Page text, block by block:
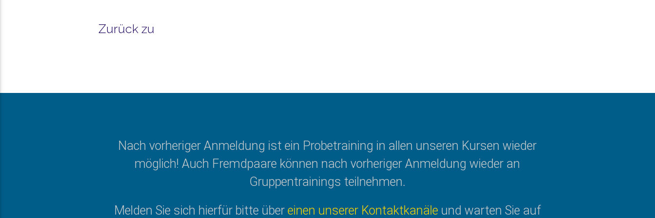
Zurück zu
Nach vorheriger Anmeldung ist ein Probetraining in allen unseren Kursen wieder
möglich! Auch Fremdpaare können nach vorheriger Anmeldung wieder an
Gruppentrainings teilnehmen.
Melden Sie sich hierfür bitte übereinen unserer Kontaktkanäleund warten Sie auf